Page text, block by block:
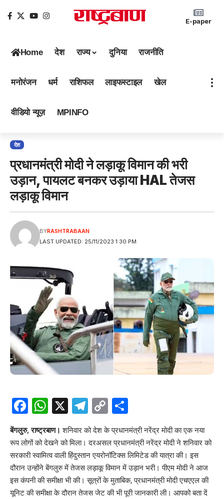
E-paper
Home देश राज्य दुनिया राजनीति
मनोरंजन धर्म राशिफल लाइफस्टाइल खेल
वीडियो न्यूज़ MPINFO
देश
प्रधानमंत्री मोदी ने लड़ाकू विमान की भरी
उड़ान, पायलट बनकर उड़ाया HAL तेजस
लड़ाकू विमान
LAST UPDATED: 25/11/2023 1:30 PM
BYRASHTRABAAN
Facebook
WhatsApp
X Telegram
Copy
Link
बेंगलुरु, राष्ट्रबाण। शनिवार को देश के प्रधानमंत्री नरेंद्र मोदी का एक नया
रूप लोगों को देखने को मिला। दरअसल प्रधानमंत्री नरेंद्र मोदी ने शनिवार को
सरकारी स्वामित्व वाली हिंदुस्तान एयरोनॉटिक्स लिमिटेड की यात्रा की। इस
दौरान उन्होंने बेंगलुरु में तेजस लड़ाकू विमान में उड़ान भरी। पीएम मोदी ने आज
इस कंपनी की समीक्षा भी की। सूत्रों के मुताबिक, प्रधानमंत्री मोदी एचएएल की
यूनिट की समीक्षा के दौरान तेजस जेट की भी पूरी जानकारी ली। आपको बता दें